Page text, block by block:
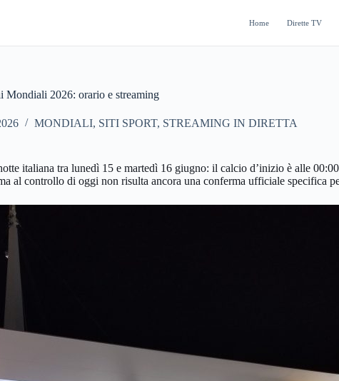
Home Dirette TV
Mondiali 2026: orario e streaming
MONDIALI, SITI SPORT, STREAMING IN DIRETTA
italiana tra lunedì 15 e martedì 16 giugno: il calcio d’inizio è alle
al controllo di oggi non risulta ancora una conferma ufficiale specifica